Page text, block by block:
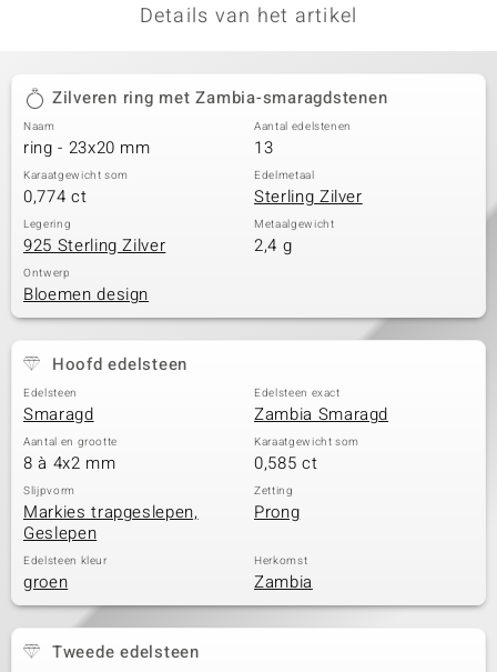
Details van het artikel
Zilveren ring met Zambia-smaragdstenen
Naam
ring - 23x20 mm
Aantal edelstenen
13
Karaatgewicht som
0,774 ct
Edelmetaal
Sterling Zilver
Legering
925 Sterling Zilver
Metaalgewicht
2,4 g
Ontwerp
Bloemen design
Hoofd edelsteen
Edelsteen
Smaragd
Edelsteen exact
Zambia Smaragd
Aantal en grootte
8 à 4x2 mm
Karaatgewicht som
0,585 ct
Slijpvorm
Markies trapgeslepen,
Geslepen
Zetting
Prong
Edelsteen kleur
groen
Herkomst
Zambia
Tweede edelsteen